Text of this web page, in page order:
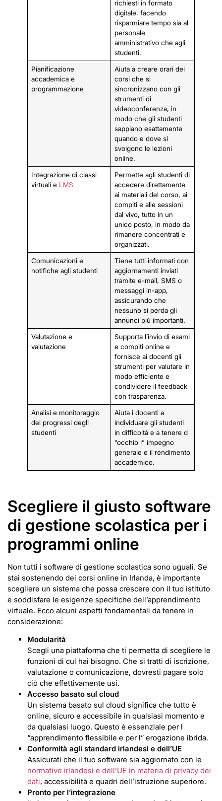
richiesti in formato
digitale, facendo
risparmiare tempo sia al
personale
amministrativo che agli
studenti.
Pianificazione
accademica e
programmazione
Aiuta a creare orari dei
corsi che si
sincronizzano con gli
strumenti di
videoconferenza, in
modo che gli studenti
sappiano esattamente
quando e dove si
svolgono le lezioni
online.
Integrazione di classi
virtuali e LMS
Permette agli studenti di
accedere direttamente
ai materiali del corso, ai
compiti e alle sessioni
dal vivo, tutto in un
unico posto, in modo da
rimanere concentrati e
organizzati.
Comunicazioni e
notifiche agli studenti
Tiene tutti informati con
aggiornamenti inviati
tramite e-mail, SMS o
messaggi in-app,
assicurando che
nessuno si perda gli
annunci più importanti.
Valutazione e
valutazione
Supporta l’invio di esami
e compiti online e
fornisce ai docenti gli
strumenti per valutare in
modo efficiente e
condividere il feedback
con trasparenza.
Analisi e monitoraggio
dei progressi degli
studenti
Aiuta i docenti a
individuare gli studenti
in difficoltà e a tenere d
“occhio l” impegno
generale e il rendimento
accademico.
Scegliere il giusto software
di gestione scolastica per i
programmi online
Non tutti i software di gestione scolastica sono uguali. Se
stai sostenendo dei corsi online in Irlanda, è importante
scegliere un sistema che possa crescere con il tuo istituto
e soddisfare le esigenze specifiche dell’apprendimento
virtuale. Ecco alcuni aspetti fondamentali da tenere in
considerazione:
Modularità
Scegli una piattaforma che ti permetta di scegliere le
funzioni di cui hai bisogno. Che si tratti di iscrizione,
valutazione o comunicazione, dovresti pagare solo
ciò che effettivamente usi.
Accesso basato sul cloud
Un sistema basato sul cloud significa che tutto è
online, sicuro e accessibile in qualsiasi momento e
da qualsiasi luogo. Questo è essenziale per l
“apprendimento flessibile e per l” erogazione ibrida.
Conformità agli standard irlandesi e dell’UE
Assicurati che il tuo software sia aggiornato con le
normative irlandesi e dell’UE in materia di privacy dei
dati, accessibilità e quadri dell’istruzione superiore.
Pronto per l’integrazione